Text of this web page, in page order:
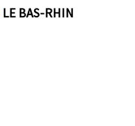
LE BAS-RHIN